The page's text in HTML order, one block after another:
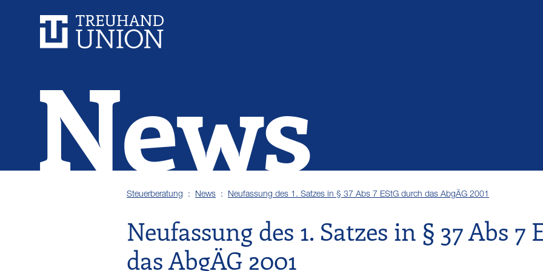
News
Steuerberatung News Neufassung des 1. Satzes in § 37 Abs 7 EStG durch das AbgÄG 2001
Neufassung des 1. Satzes in § 37 Abs 7
das AbgÄG 2001